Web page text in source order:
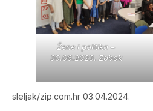
Žene i politika –
30.06.2023. Zabok
sleljak/zip.com.hr 03.04.2024.